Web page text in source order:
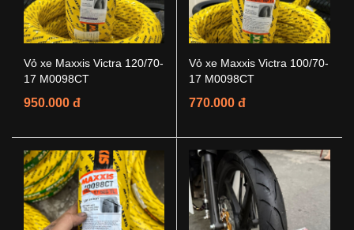
Vỏ xe Maxxis Victra 120/70-
17 M0098CT
950.000 đ
Vỏ xe Maxxis Victra 100/70-
17 M0098CT
770.000 đ